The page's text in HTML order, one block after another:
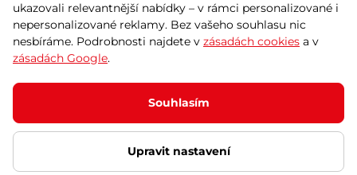
© 2026 SEVEN SPORT s.r.o Všechna práva vyhrazena
Podle zákona o evidenci tržeb je prodávající povinen vystavit
kupujícímu účtenku.
Zároveň je povinen zaevidovat přijatou tržbu u správce daně online; v
případě technického výpadku pak nejpozději do 48 hodin.
Ochrana osobních údajů Nastavení cookies Vnitřní oznamovací
systém Prohlášení přístupnosti
ukazovali relevantnější nabídky – v rámci personalizované i
nepersonalizované reklamy. Bez vašeho souhlasu nic
nesbíráme. Podrobnosti najdete v zásadách cookies a v
zásadách Google.
Souhlasím
Upravit nastavení